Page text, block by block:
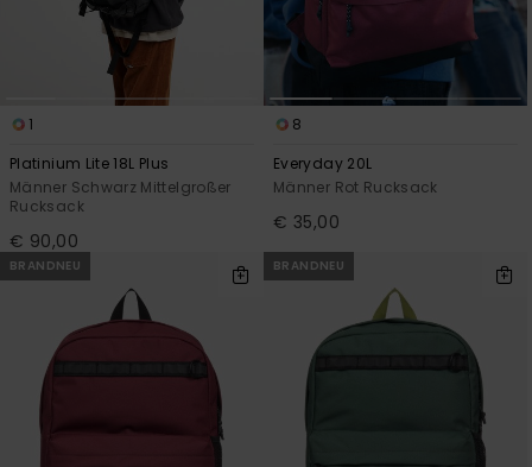
1
Platinium Lite 18L Plus
Männer Schwarz Mittelgroßer
Rucksack
€ 90,00
8
Everyday 20L
Männer Rot Rucksack
€ 35,00
BRANDNEU BRANDNEU